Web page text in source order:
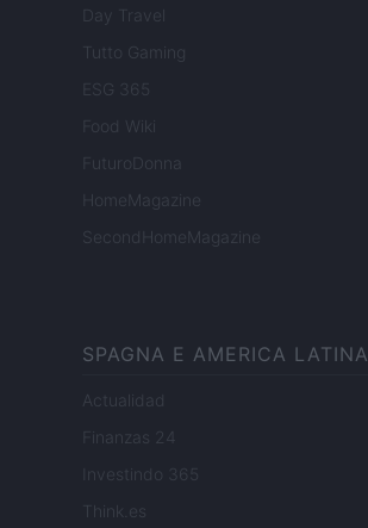
Day Travel
Tutto Gaming
ESG 365
Food Wiki
FuturoDonna
HomeMagazine
SecondHomeMagazine
SPAGNA E AMERICA LATINA
Actualidad
Finanzas 24
Investindo 365
Think.es